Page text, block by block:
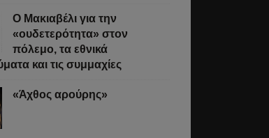
O Μακιαβέλι για την
«ουδετερότητα» στον
πόλεμο, τα εθνικά
και τις συμμαχίες
«Άχθος αρούρης»